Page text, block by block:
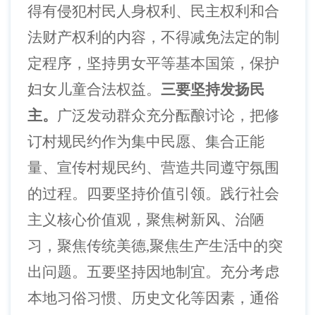
得有侵犯村民人身权利、民主权利和合
法财产权利的内容，不得减免法定的制
定程序，坚持男女平等基本国策，保护
妇女儿童合法权益。 三要坚持发扬民
主。 广泛发动群众充分酝酿讨论，把修
订村规民约作为集中民愿、集合正能
量、宣传村规民约、营造共同遵守氛围
的过程。四要坚持价值引领。践行社会
主义核心价值观，聚焦树新风、治陋
习，聚焦传统美德,聚焦生产生活中的突
出问题。五要坚持因地制宜。充分考虑
本地习俗习惯、历史文化等因素，通俗